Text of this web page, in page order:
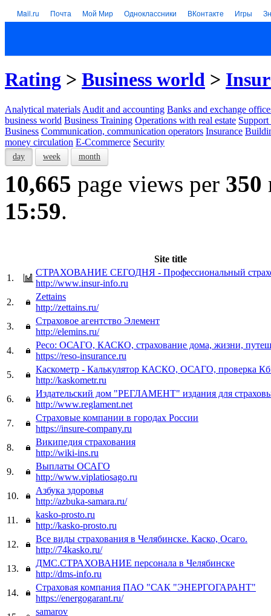
Mail.ru Почта Мой Мир Одноклассники ВКонтакте Игры
Rating > Business world >
Analytical materials Audit and accounting Banks and exchange
business world Business Training Operations with real estate Support
Business Communication, communication operators Insurance
money circulation E-Ccommerce Security
day week month
10,665 page views per 350
15:59.
Site title
1.
СТРАХОВАНИЕ СЕГОДНЯ - Профессиональный
http://www.insur-info.ru
2.
Zettains
http://zettains.ru/
3.
Страховое агентство Элемент
http://elemins.ru/
4.
Ресо: ОСАГО, КАСКО, страхование дома, жизни,
https://reso-insurance.ru
5.
Каскометр - Калькулятор КАСКО, ОСАГО, проверка
http://kaskometr.ru
6.
Издательский дом "РЕГЛАМЕНТ" издания для
http://www.reglament.net
7.
Страховые компании в городах России
https://insure-company.ru
8.
Википедия страхования
http://wiki-ins.ru
9.
Выплаты ОСАГО
http://www.viplatiosago.ru
10.
Азбука здоровья
http://azbuka-samara.ru/
11.
kasko-prosto.ru
http://kasko-prosto.ru
12.
Все виды страхования в Челябинске. Каско, Осаго.
http://74kasko.ru/
13.
ДМС.СТРАХОВАНИЕ персонала в Челябинске
http://dms-info.ru
14.
Страховая компания ПАО "САК "ЭНЕРГОГАРАНТ"
https://energogarant.ru/
samarov